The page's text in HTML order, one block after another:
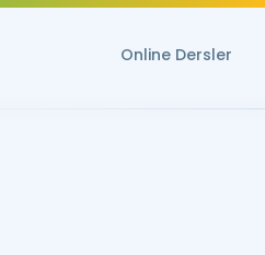
Online Dersler